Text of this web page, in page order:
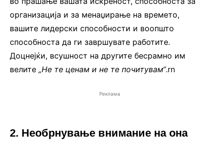
организација и за менаџирање на времето,
вашите лидерски способности и воопшто
способноста да ги завршувате работите.
Доцнејќи, всушност на другите бесрамно им
велите „Не те ценам и не те почитувам“.rn
Реклама
2. Необрнување внимание на она